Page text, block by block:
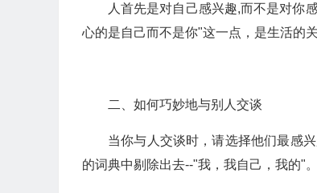
人首先是对自己感兴趣,而不是对你
心的是自己而不是你"这一点，是生活的关
二、如何巧妙地与别人交谈
当你与人交谈时，请选择他们最感
的词典中剔除出去--"我，我自己，我的"。